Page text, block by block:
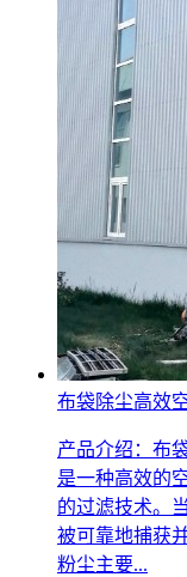
布袋除尘高效
产品介绍：布
是一种高效的
的过滤技术。
被可靠地捕获
粉尘主要...